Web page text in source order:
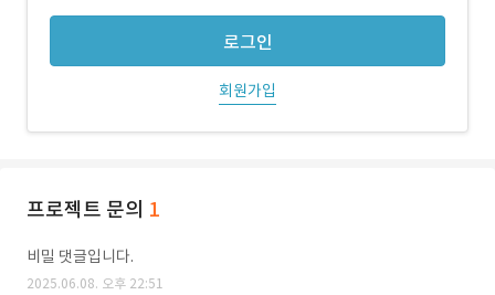
로그인
회원가입
프로젝트 문의 1
비밀 댓글입니다.
2025.06.08. 오후 22:51